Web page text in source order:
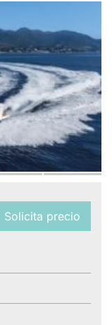
Solicita precio